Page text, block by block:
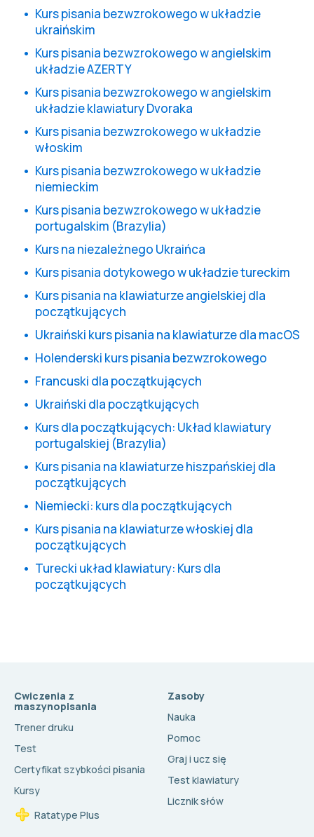
Kurs pisania bezwzrokowego w układzie
ukraińskim
Kurs pisania bezwzrokowego w angielskim
układzie AZERTY
Kurs pisania bezwzrokowego w angielskim
układzie klawiatury Dvoraka
Kurs pisania bezwzrokowego w układzie
włoskim
Kurs pisania bezwzrokowego w układzie
niemieckim
Kurs pisania bezwzrokowego w układzie
portugalskim (Brazylia)
Kurs na niezależnego Ukraińca
Kurs pisania dotykowego w układzie tureckim
Kurs pisania na klawiaturze angielskiej dla
początkujących
Ukraiński kurs pisania na klawiaturze dla macOS
Holenderski kurs pisania bezwzrokowego
Francuski dla początkujących
Ukraiński dla początkujących
Kurs dla początkujących: Układ klawiatury
portugalskiej (Brazylia)
Kurs pisania na klawiaturze hiszpańskiej dla
początkujących
Niemiecki: kurs dla początkujących
Kurs pisania na klawiaturze włoskiej dla
początkujących
Turecki układ klawiatury: Kurs dla
początkujących
Cwiczenia z
maszynopisania
Trener druku
Test
Certyfikat szybkości pisania
Kursy
Ratatype Plus
Zasoby
Nauka
Pomoc
Graj i ucz się
Test klawiatury
Licznik słów